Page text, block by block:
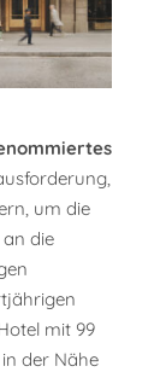
um die
die
mit 99
der Nähe